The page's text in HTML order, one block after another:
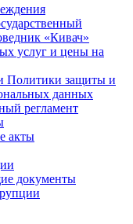
«Кивач»
услуг и цены на
Политики защиты и
данных
регламент
акты
документы